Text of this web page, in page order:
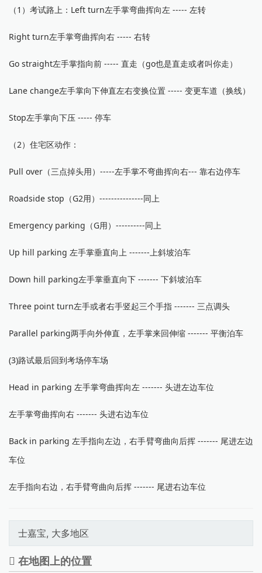
（1）考试路上：Left turn左手掌弯曲挥向左 ----- 左转
Right turn左手掌弯曲挥向右 ----- 右转
Go straight左手掌指向前 ----- 直走（go也是直走或者叫你走）
Lane change左手掌向下伸直左右变换位置 ----- 变更车道（换线）
Stop左手掌向下压 ----- 停车
（2）住宅区动作：
Pull over（三点掉头用）-----左手掌不弯曲挥向右--- 靠右边停车
Roadside stop（G2用）---------------同上
Emergency parking（G用）----------同上
Up hill parking 左手掌垂直向上 -------上斜坡泊车
Down hill parking左手掌垂直向下 ------- 下斜坡泊车
Three point turn左手或者右手竖起三个手指 ------- 三点调头
Parallel parking两手向外伸直，左手掌来回伸缩 ------- 平衡泊车
(3)路试最后回到考场停车场
Head in parking 左手掌弯曲挥向左 ------- 头进左边车位
左手掌弯曲挥向右 ------- 头进右边车位
Back in parking 左手指向左边，右手臂弯曲向后挥 ------- 尾进左边
车位
左手指向右边，右手臂弯曲向后挥 ------- 尾进右边车位
士嘉宝, 大多地区
在地图上的位置